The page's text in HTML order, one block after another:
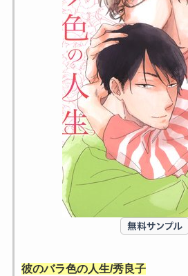
彼のバラ色の人生/秀良子